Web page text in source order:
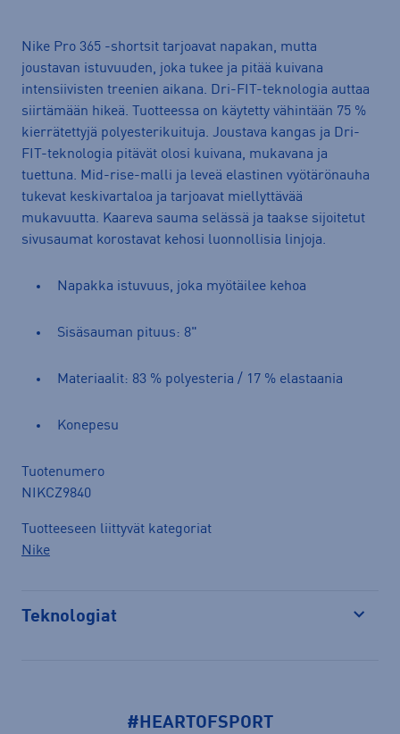
Nike Pro 365 -shortsit tarjoavat napakan, mutta
joustavan istuvuuden, joka tukee ja pitää kuivana
intensiivisten treenien aikana. Dri-FIT-teknologia auttaa
siirtämään hikeä. Tuotteessa on käytetty vähintään 75 %
kierrätettyjä polyesterikuituja. Joustava kangas ja Dri-
FIT-teknologia pitävät olosi kuivana, mukavana ja
tuettuna. Mid-rise-malli ja leveä elastinen vyötärönauha
tukevat keskivartaloa ja tarjoavat miellyttävää
mukavuutta. Kaareva sauma selässä ja taakse sijoitetut
sivusaumat korostavat kehosi luonnollisia linjoja.
Napakka istuvuus, joka myötäilee kehoa
Sisäsauman pituus: 8"
Materiaalit: 83 % polyesteria / 17 % elastaania
Konepesu
Tuotenumero
NIKCZ9840
Tuotteeseen liittyvät kategoriat
Nike
Teknologiat
#HEARTOFSPORT